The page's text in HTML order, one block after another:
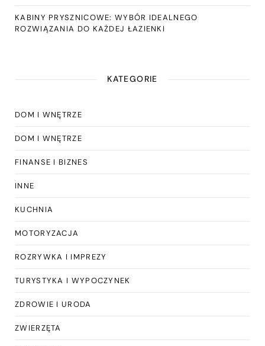
KABINY PRYSZNICOWE: WYBÓR IDEALNEGO
ROZWIĄZANIA DO KAŻDEJ ŁAZIENKI
KATEGORIE
DOM I WNĘTRZE
DOM I WNĘTRZE
FINANSE I BIZNES
INNE
KUCHNIA
MOTORYZACJA
ROZRYWKA I IMPREZY
TURYSTYKA I WYPOCZYNEK
ZDROWIE I URODA
ZWIERZĘTA